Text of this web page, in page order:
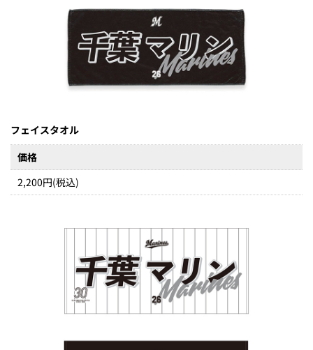
フェイスタオル
価格
2,200円(税込)